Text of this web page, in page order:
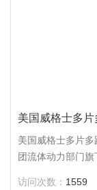
美国威格士多
美国威格士多片
团流体动力部门
访问次数： 1559